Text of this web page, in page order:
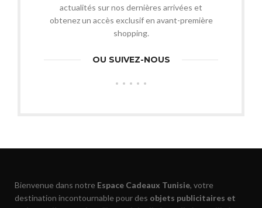
actualités sur nos dernières arrivées et
obtenez un accès exclusif en avant-première
shopping.
OU SUIVEZ-NOUS
Bienvenue dans notre Espace Cadeaux Tunisie, votre
destination incontournable pour des objets publicitaires et